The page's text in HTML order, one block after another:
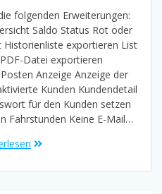
folgenden Erweiterungen:
Saldo Status Rot oder
Historienliste exportieren List
Datei exportieren
Anzeige Anzeige der
Kunden Kundendetail
für den Kunden setzen
Fahrstunden Keine E-Mail…